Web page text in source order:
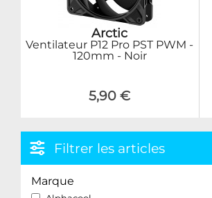
Arctic
Ventilateur P12 Pro PST PWM -
120mm - Noir
5,90 €
Filtrer les articles
Marque